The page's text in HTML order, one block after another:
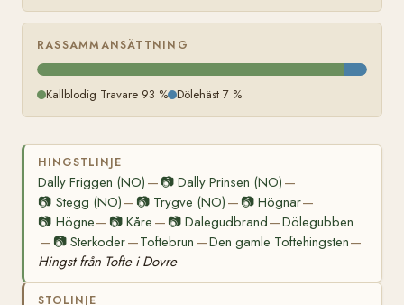
RASSAMMANSÄTTNING
Kallblodig Travare 93 % Dölehäst 7 %
HINGSTLINJE
Dally Friggen (NO) — 📷Dally Prinsen (NO) —
📷 Stegg (NO)— 📷 Trygve (NO) — 📷 Högnar—
📷 Högne— 📷Kåre — 📷 Dalegudbrand—Dölegubben
— 📷Sterkoder—Toftebrun —Den gamle Toftehingsten—
Hingst från Tofte i Dovre
STOLINJE